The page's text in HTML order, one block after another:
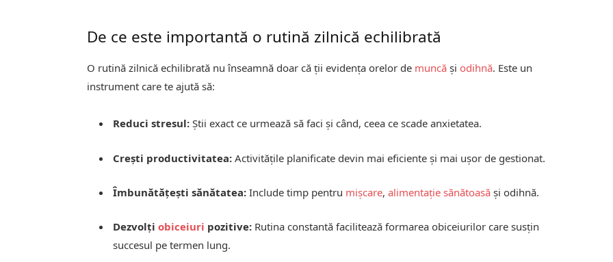
De ce este importantă o rutină zilnică echilibrată
O rutină zilnică echilibrată nu înseamnă doar că ții evidența orelor de muncă și odihnă. Este un
instrument care te ajută să:
Reduci stresul: Știi exact ce urmează să faci și când, ceea ce scade anxietatea.
Crești productivitatea: Activitățile planificate devin mai eficiente și mai ușor de gestionat.
Îmbunătățești sănătatea: Include timp pentru mișcare,alimentație sănătoasă și odihnă.
Dezvolțiobiceiuri pozitive: Rutina constantă facilitează formarea obiceiurilor care susțin
succesul pe termen lung.